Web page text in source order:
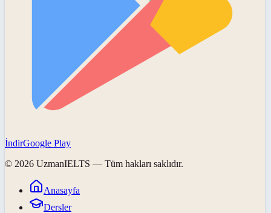
İndirGoogle Play
© 2026 UzmanIELTS — Tüm hakları saklıdır.
Anasayfa
Dersler